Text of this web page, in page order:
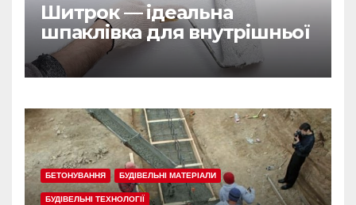
Шитрок — ідеальна
шпаклівка для внутрішньої
обробки
БЕТОНУВАННЯ БУДІВЕЛЬНІ МАТЕРІАЛИ
БУДІВЕЛЬНІ ТЕХНОЛОГІЇ